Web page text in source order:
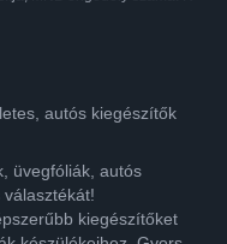
autós kiegészítők
üvegfóliák, autós
kiegészítőket